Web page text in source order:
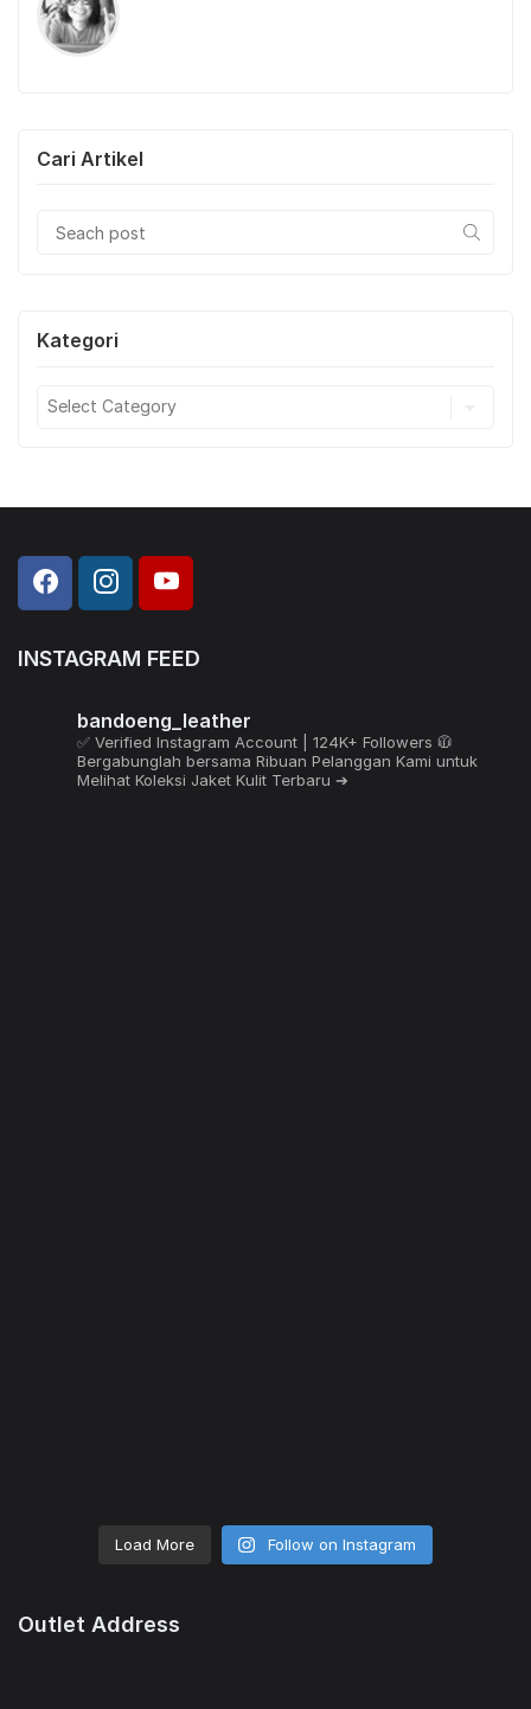
Cari Artikel
Kategori
INSTAGRAM FEED
bandoeng_leather
✅ Verified Instagram Account | 124K+ Followers 🧥
Bergabunglah bersama Ribuan Pelanggan Kami untuk
Melihat Koleksi Jaket Kulit Terbaru ➔
Load More Follow on Instagram
Outlet Address